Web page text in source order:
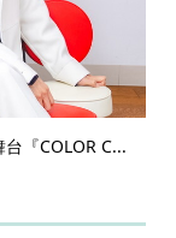
『COLOR C...